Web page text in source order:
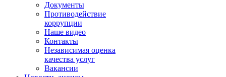
Документы
Противодействие
коррупции
Наше видео
Контакты
Независимая оценка
качества услуг
Вакансии